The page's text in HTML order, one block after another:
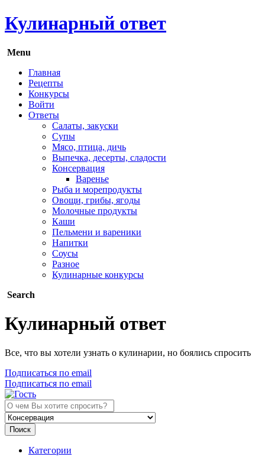
Кулинарный ответ
Menu
Главная
Рецепты
Конкурсы
Войти
Ответы
Салаты, закуски
Супы
Мясо, птица, дичь
Выпечка, десерты, сладости
Консервация
Варенье
Рыба и морепродукты
Овощи, грибы, ягоды
Молочные продукты
Каши
Пельмени и вареники
Напитки
Соусы
Разное
Кулинарные конкурсы
Search
Кулинарный ответ
Все, что вы хотели узнать о кулинарии, но боялись спросить
Подписаться по email
Подписаться по email
Поиск
Категории